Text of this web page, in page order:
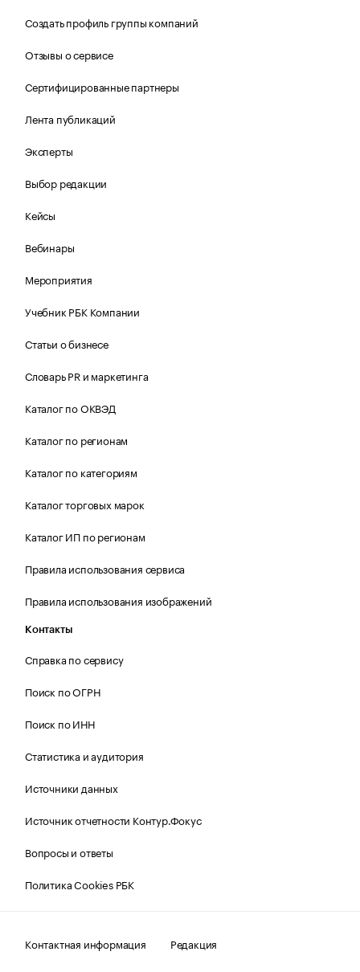
Создать профиль группы компаний
Отзывы о сервисе
Сертифицированные партнеры
Лента публикаций
Эксперты
Выбор редакции
Кейсы
Вебинары
Мероприятия
Учебник РБК Компании
Статьи о бизнесе
Словарь PR и маркетинга
Каталог по ОКВЭД
Каталог по регионам
Каталог по категориям
Каталог торговых марок
Каталог ИП по регионам
Правила использования сервиса
Правила использования изображений
Контакты
Справка по сервису
Поиск по ОГРН
Поиск по ИНН
Статистика и аудитория
Источники данных
Источник отчетности Контур.Фокус
Вопросы и ответы
Политика Cookies РБК
Контактная информация
Редакция